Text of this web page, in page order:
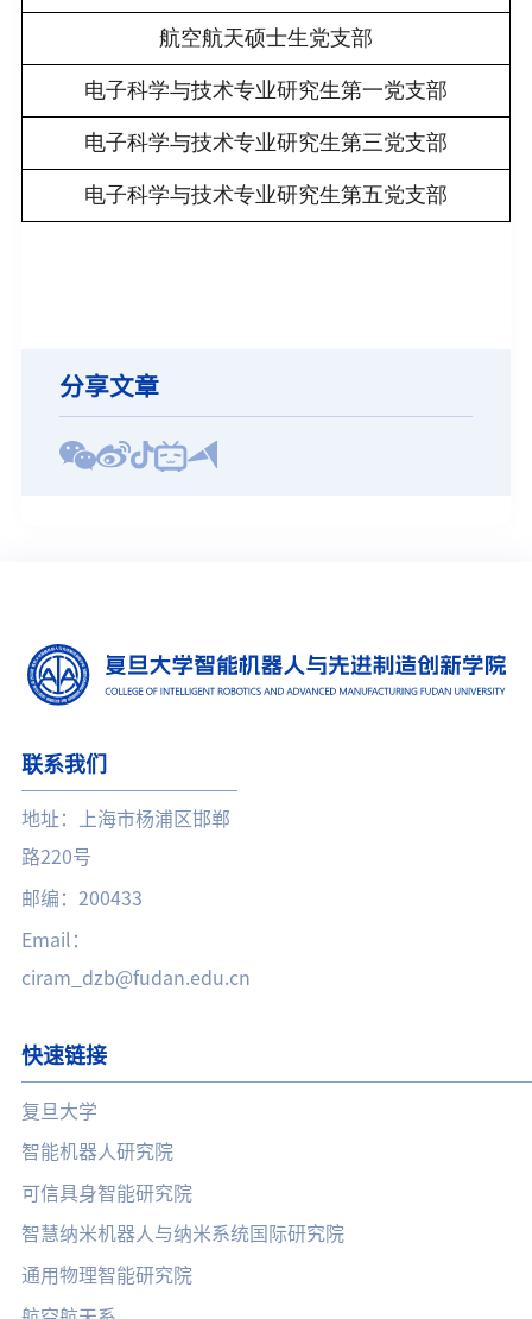
航空航天硕士生党支部
电子科学与技术专业研究生第一党支部
电子科学与技术专业研究生第三党支部
电子科学与技术专业研究生第五党支部
分享文章
联系我们
地址：上海市杨浦区邯郸
路220号
邮编：200433
Email：
ciram_dzb@fudan.edu.cn
快速链接
复旦大学
智能机器人研究院
可信具身智能研究院
智慧纳米机器人与纳米系统国际研究院
通用物理智能研究院